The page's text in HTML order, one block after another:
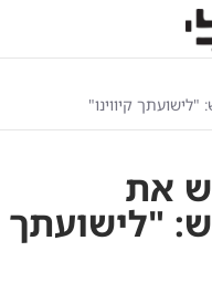
קיווינו"
את
"לישועתך